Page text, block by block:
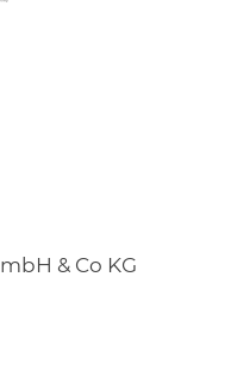
& Co KG